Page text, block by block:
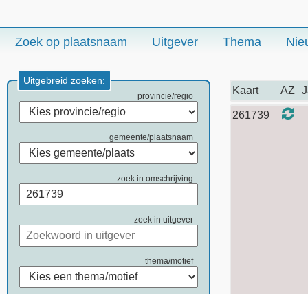
Zoek op plaatsnaam Uitgever Thema
Uitgebreid zoeken:
provincie/regio
gemeente/plaatsnaam
zoek in omschrijving
zoek in uitgever
thema/motief
Kaart AZ
261739